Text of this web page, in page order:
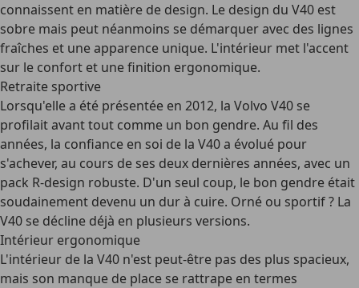
connaissent en matière de design. Le design du V40 est
sobre mais peut néanmoins se démarquer avec des lignes
fraîches et une apparence unique. L'intérieur met l'accent
sur le confort et une finition ergonomique.
Retraite sportive
Lorsqu'elle a été présentée en 2012, la Volvo V40 se
profilait avant tout comme un bon gendre. Au fil des
années, la confiance en soi de la V40 a évolué pour
s'achever, au cours de ses deux dernières années, avec un
pack R-design robuste. D'un seul coup, le bon gendre était
soudainement devenu un dur à cuire. Orné ou sportif ? La
V40 se décline déjà en plusieurs versions.
Intérieur ergonomique
L'intérieur de la V40 n'est peut-être pas des plus spacieux,
mais son manque de place se rattrape en termes